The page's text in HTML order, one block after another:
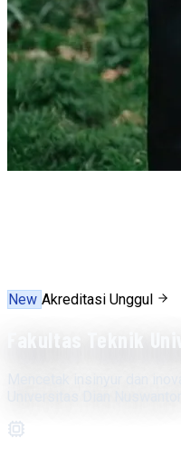
New Akreditasi Unggul
Mencetak insinyur dan